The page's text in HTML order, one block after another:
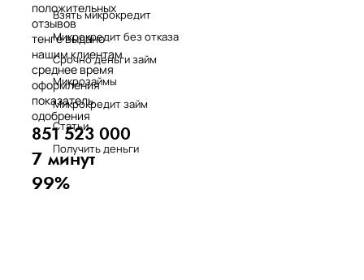
Взять микрокредит
Микрокредит без отказа
Срочно деньги займ
Микрозаймы
Микрокредит займ
Статьи
Получить деньги
положительных
отзывов
тенге выдано
нашим клиентам
среднее время
оформления
показатель
одобрения
851 523 000
7 минут
99%